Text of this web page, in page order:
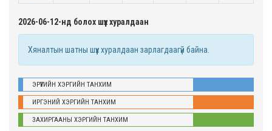
2026-06-12-нд болох шүүх хуралдаан
Хяналтын шатны шүүх хуралдаан зарлагдаагүй байна.
ЭРҮҮГИЙН ХЭРГИЙН ТАНХИМ
ИРГЭНИЙ ХЭРГИЙН ТАНХИМ
ЗАХИРГААНЫ ХЭРГИЙН ТАНХИМ